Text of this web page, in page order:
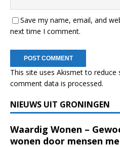
Save my name, email, and
next time I comment.
This site uses Akismet to reduce
comment data is processed.
NIEUWS UIT GRONINGEN
Waardig Wonen –
wonen door mensen